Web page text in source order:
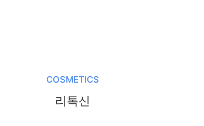
COSMETICS
리톡신